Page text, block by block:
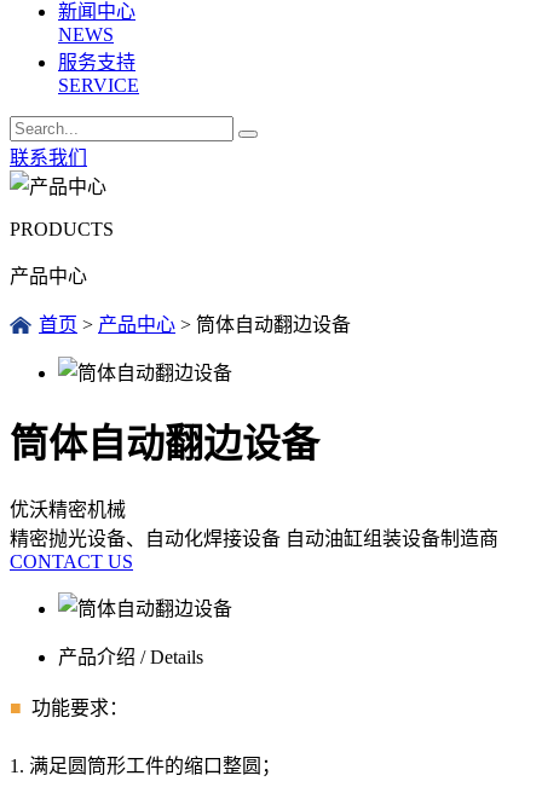
新闻中心
NEWS
服务支持
SERVICE
联系我们
PRODUCTS
产品中心
首页 > 产品中心 > 筒体自动翻边设备
筒体自动翻边设备
优沃精密机械
精密抛光设备、自动化焊接设备 自动油缸组装设备制造商
CONTACT US
产品介绍 / Details
■ 功能要求：
1. 满足圆筒形工件的缩口整圆；